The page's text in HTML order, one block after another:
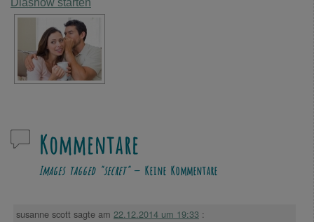
Diashow starten
Kommentare
Images tagged "secret"— Keine Kommentare
susanne scott sagte am 22.12.2014 um 19:33 :